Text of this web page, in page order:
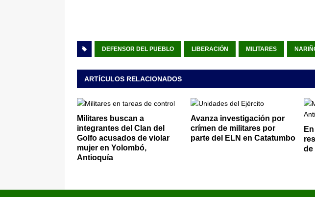
DEFENSOR DEL PUEBLO LIBERACIÓN MILITARES
ARTÍCULOS RELACIONADOS
Militares buscan a
integrantes del Clan del
Golfo acusados de violar
mujer en Yolombó,
Antioquía
Avanza investigación por
crímen de militares por
parte del ELN en Catatumbo
de